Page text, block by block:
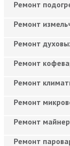
Ремонт
Ремонт
Ремонт
Ремонт
Ремонт
Ремонт
Ремонт
Ремонт